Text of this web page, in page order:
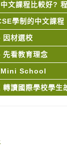
文課程比較好?
學制的中文課程
因材選校
先看教育理念
Mini School
讀國際學校學生